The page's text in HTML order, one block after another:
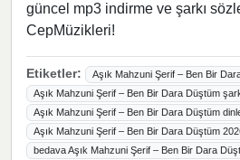
güncel mp3 indirme ve şarkı
CepMüzikleri!
Etiketler: Aşık Mahzuni Şerif – Ben Bir
Aşık Mahzuni Şerif – Ben Bir Dara Düştüm
Aşık Mahzuni Şerif – Ben Bir Dara Düştüm
Aşık Mahzuni Şerif – Ben Bir Dara Düştüm
bedava Aşık Mahzuni Şerif – Ben Bir Dara